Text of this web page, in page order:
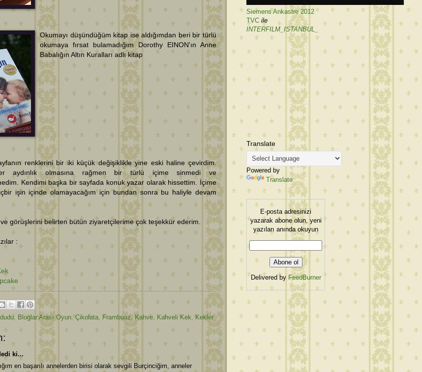
Okumayı düşündüğüm kitap ise aldığımdan beri bir türlü
okumaya fırsat bulamadığım Dorothy EINON'ın Anne
Babalığın Altın Kuralları adlı kitap
renklerini bir iki küçük değişiklikle yine eski haline çevirdim.
aydınlık olmasına rağmen bir türlü içime sinmedi ve
Kendimi başka bir sayfada konuk yazar olarak hissettim. İçime
işin içinde olamayacağım için bundan sonra bu haliyle devam
görüşlerini belirten bütün ziyaretçilerime çok teşekkür ederim.
:
, Bloglar Arası Oyun,Çikolata Frambuaz,Kahve Kahveli Kek ,Kekler
ki...
en başarılı annelerden birisi olarak sevgili Burçinciğim, anneler
Siemens Ankastre 2012
TVC ile
INTERFILM_ISTANBUL_
Translate
Powered by
Translate
E-posta adresinizi
yazarak abone olun, yeni
yazıları anında okuyun
Delivered by FeedBurner